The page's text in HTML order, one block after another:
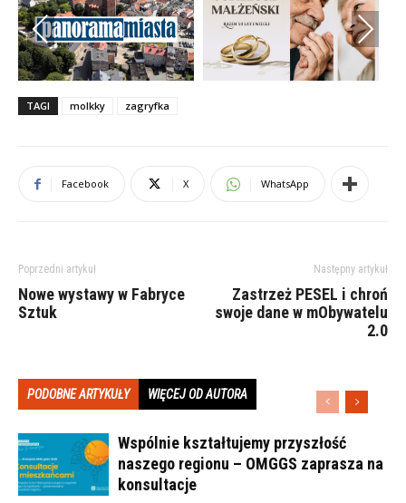
Previous Next
TAGI molkky zagryfka
Facebook X WhatsApp
Poprzedni artykuł
Nowe wystawy w Fabryce
Sztuk
Następny artykuł
Zastrzeż PESEL i chroń
swoje dane w mObywatelu
2.0
PODOBNE ARTYKUŁY WIĘCEJ OD AUTORA
Wspólnie kształtujemy przyszłość
naszego regionu – OMGGS zaprasza na
konsultacje